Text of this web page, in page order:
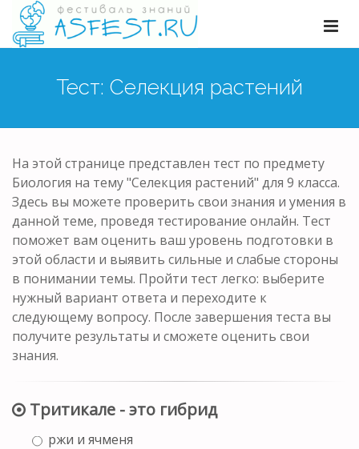
Тест: Селекция растений
На этой странице представлен тест по предмету
Биология на тему "Селекция растений" для 9 класса.
Здесь вы можете проверить свои знания и умения в
данной теме, проведя тестирование онлайн. Тест
поможет вам оценить ваш уровень подготовки в
этой области и выявить сильные и слабые стороны
в понимании темы. Пройти тест легко: выберите
нужный вариант ответа и переходите к
следующему вопросу. После завершения теста вы
получите результаты и сможете оценить свои
знания.
Тритикале - это гибрид
ржи и ячменя